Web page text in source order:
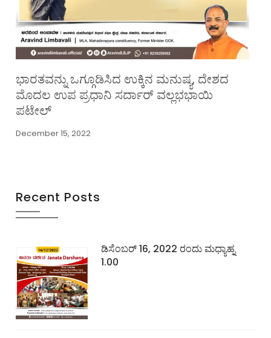
ಭಾರತವನ್ನು ಒಗ್ಗೂಡಿಸಿದ ಉಕ್ಕಿನ ಮನುಷ್ಯ, ದೇಶದ
ಮೊದಲ ಉಪ ಪ್ರಧಾನಿ ಸರ್ದಾರ್ ವಲ್ಲಭಭಾಯಿ
ಪಟೇಲ್
December 15, 2022
Recent Posts
ಡಿಸೆಂಬರ್ 16, 2022 ರಂದು ಮಧ್ಯಾಹ್ನ
1.00